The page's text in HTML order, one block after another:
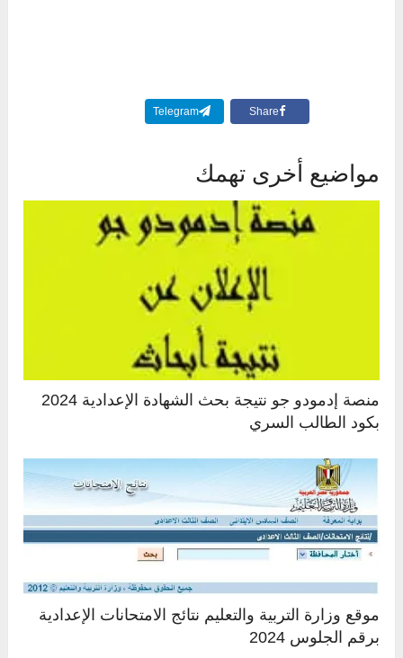
Share
Telegram
مواضيع أخرى تهمك
منصة إدمودو جو نتيجة بحث الشهادة الإعدادية 2024
بكود الطالب السري
موقع وزارة التربية والتعليم نتائج الامتحانات الإعدادية
برقم الجلوس 2024